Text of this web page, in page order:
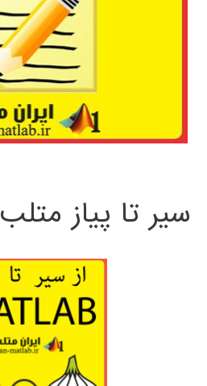
سیر تا پیاز متلب MATLAB